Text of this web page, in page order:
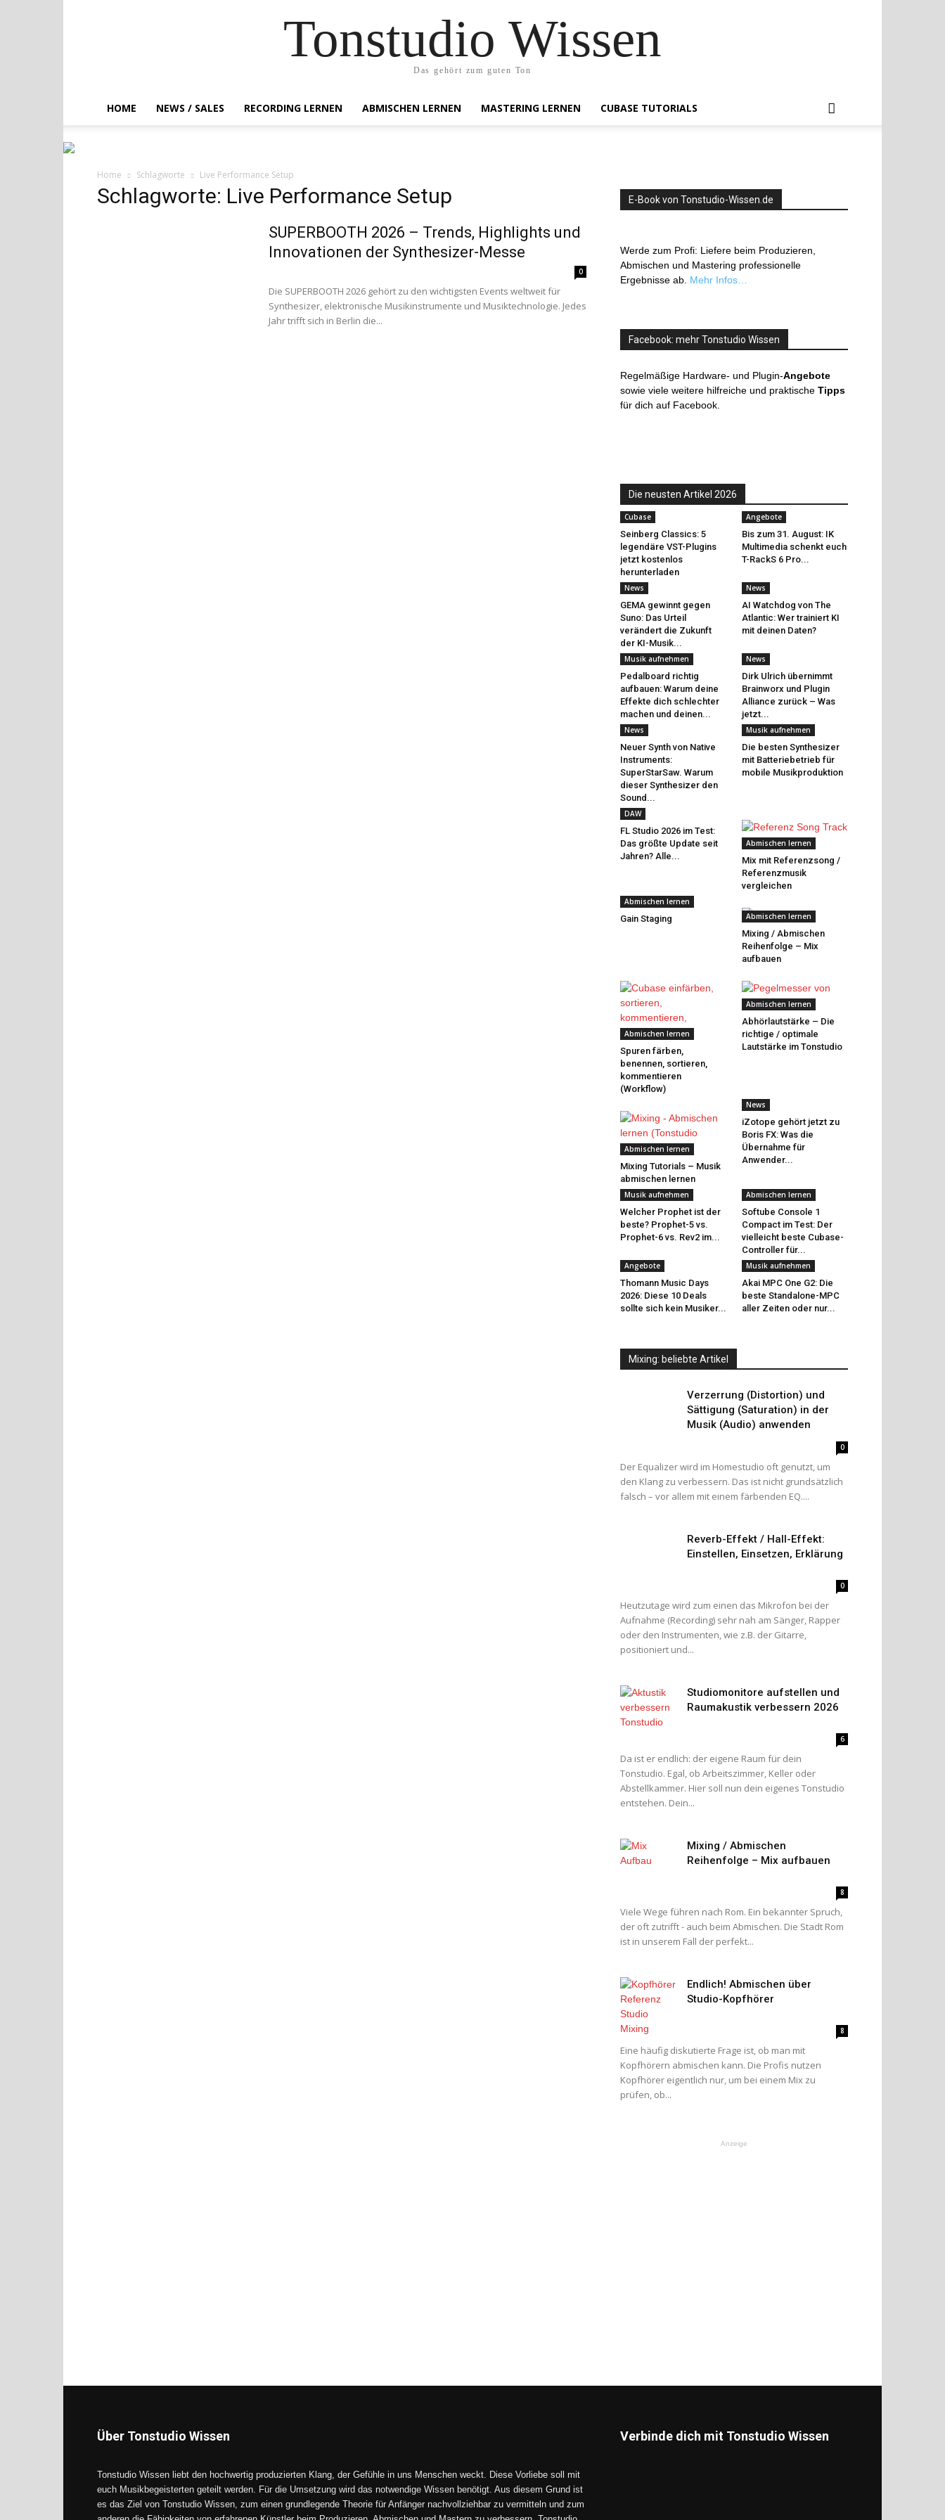
Tonstudio Wissen
Das gehört zum guten Ton
HOME NEWS / SALES RECORDING LERNEN ABMISCHEN LERNEN MASTERING LERNEN CUBASE TUTORIALS
Home Schlagworte Live Performance Setup
Schlagworte: Live Performance Setup
SUPERBOOTH 2026 – Trends, Highlights und
Innovationen der Synthesizer-Messe
0
Die SUPERBOOTH 2026 gehört zu den wichtigsten Events weltweit für
Synthesizer, elektronische Musikinstrumente und Musiktechnologie. Jedes
Jahr trifft sich in Berlin die...
E-Book von Tonstudio-Wissen.de
Werde zum Profi: Liefere beim Produzieren,
Abmischen und Mastering professionelle
Ergebnisse ab. Mehr Infos…
Facebook: mehr Tonstudio Wissen
Regelmäßige Hardware- und Plugin-Angebote
sowie viele weitere hilfreiche und praktische Tipps
für dich auf Facebook.
Die neusten Artikel 2026
Cubase
Seinberg Classics: 5
legendäre VST-Plugins
jetzt kostenlos
herunterladen
Angebote
Bis zum 31. August: IK
Multimedia schenkt euch
T-RackS 6 Pro...
News
GEMA gewinnt gegen
Suno: Das Urteil
verändert die Zukunft
der KI-Musik...
News
AI Watchdog von The
Atlantic: Wer trainiert KI
mit deinen Daten?
Musik aufnehmen
Pedalboard richtig
aufbauen: Warum deine
Effekte dich schlechter
machen und deinen...
News
Dirk Ulrich übernimmt
Brainworx und Plugin
Alliance zurück – Was
jetzt...
News
Neuer Synth von Native
Instruments:
SuperStarSaw. Warum
dieser Synthesizer den
Sound...
Musik aufnehmen
Die besten Synthesizer
mit Batteriebetrieb für
mobile Musikproduktion
DAW
FL Studio 2026 im Test:
Das größte Update seit
Jahren? Alle...
Abmischen lernen
Mix mit Referenzsong /
Referenzmusik
vergleichen
Abmischen lernen
Gain Staging Abmischen lernen
Mixing / Abmischen
Reihenfolge – Mix
aufbauen
Abmischen lernen
Spuren färben,
benennen, sortieren,
kommentieren
(Workflow)
Abmischen lernen
Abhörlautstärke – Die
richtige / optimale
Lautstärke im Tonstudio
Abmischen lernen
Mixing Tutorials – Musik
abmischen lernen
News
iZotope gehört jetzt zu
Boris FX: Was die
Übernahme für
Anwender...
Musik aufnehmen
Welcher Prophet ist der
beste? Prophet-5 vs.
Prophet-6 vs. Rev2 im...
Abmischen lernen
Softube Console 1
Compact im Test: Der
vielleicht beste Cubase-
Controller für...
Angebote
Thomann Music Days
2026: Diese 10 Deals
sollte sich kein Musiker...
Musik aufnehmen
Akai MPC One G2: Die
beste Standalone-MPC
aller Zeiten oder nur...
Mixing: beliebte Artikel
Verzerrung (Distortion) und
Sättigung (Saturation) in der
Musik (Audio) anwenden
0
Der Equalizer wird im Homestudio oft genutzt, um
den Klang zu verbessern. Das ist nicht grundsätzlich
falsch – vor allem mit einem färbenden EQ....
Reverb-Effekt / Hall-Effekt:
Einstellen, Einsetzen, Erklärung
0
Heutzutage wird zum einen das Mikrofon bei der
Aufnahme (Recording) sehr nah am Sänger, Rapper
oder den Instrumenten, wie z.B. der Gitarre,
positioniert und...
Studiomonitore aufstellen und
Raumakustik verbessern 2026
6
Da ist er endlich: der eigene Raum für dein
Tonstudio. Egal, ob Arbeitszimmer, Keller oder
Abstellkammer. Hier soll nun dein eigenes Tonstudio
entstehen. Dein...
Mixing / Abmischen
Reihenfolge – Mix aufbauen
8
Viele Wege führen nach Rom. Ein bekannter Spruch,
der oft zutrifft - auch beim Abmischen. Die Stadt Rom
ist in unserem Fall der perfekt...
Endlich! Abmischen über
Studio-Kopfhörer
8
Eine häufig diskutierte Frage ist, ob man mit
Kopfhörern abmischen kann. Die Profis nutzen
Kopfhörer eigentlich nur, um bei einem Mix zu
prüfen, ob...
Anzeige
Über Tonstudio Wissen
Tonstudio Wissen liebt den hochwertig produzierten Klang, der Gefühle in uns Menschen weckt. Diese Vorliebe soll mit
euch Musikbegeisterten geteilt werden. Für die Umsetzung wird das notwendige Wissen benötigt. Aus diesem Grund ist
es das Ziel von Tonstudio Wissen, zum einen grundlegende Theorie für Anfänger nachvollziehbar zu vermitteln und zum
Verbinde dich mit Tonstudio Wissen